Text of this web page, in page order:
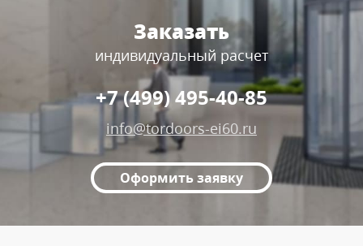
Заказать
индивидуальный расчет
Оформить заявку
+7 (499) 495-40-85
info@tordoors-ei60.ru